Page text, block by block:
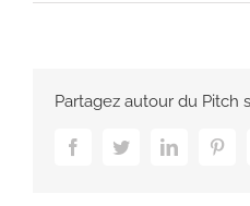
Partagez autour du Pitch
FacebookTwitterLinkedIn